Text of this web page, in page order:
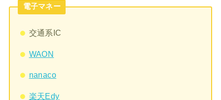
電子マネー
交通系IC
WAON
nanaco
楽天Edy